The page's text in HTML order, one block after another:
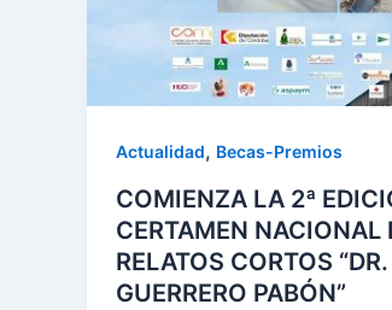
Actualidad, Becas-Premios
COMIENZA LA 2ª
CERTAMEN NACIONAL
RELATOS CORTOS “DR.
GUERRERO PABÓN”